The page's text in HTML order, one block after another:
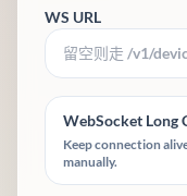
WS URL
WebSocket Long
Keep connection
manually.